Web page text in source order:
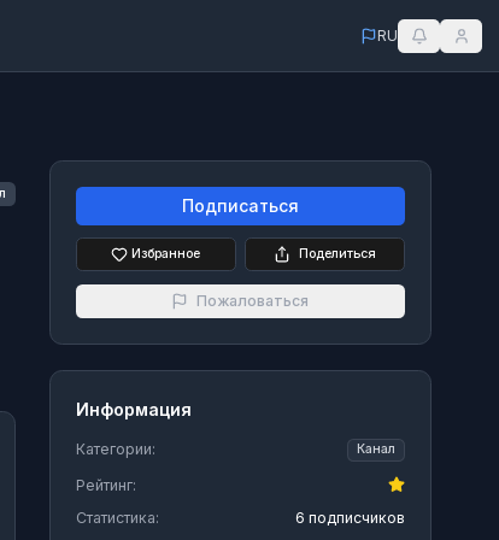
RU
Подписаться
Избранное Поделиться
Пожаловаться
Информация
Категории: Канал
Рейтинг:
Статистика:
6 подписчиков